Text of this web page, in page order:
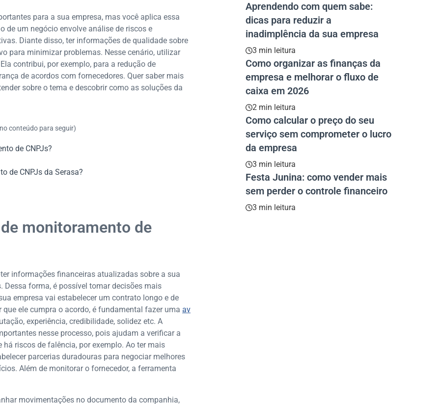
para a sua empresa, mas você aplica essa
de um negócio envolve análise de riscos e
Diante disso, ter informações de qualidade sobre
para minimizar problemas. Nesse cenário, utilizar
contribui, por exemplo, para a redução de
de acordos com fornecedores. Quer saber mais
sobre o tema e descobrir como as soluções da
conteúdo para seguir)
de CNPJs?
de CNPJs da Serasa?
monitoramento de
informações financeiras atualizadas sobre a sua
Dessa forma, é possível tomar decisões mais
empresa vai estabelecer um contrato longo e de
ele cumpra o acordo, é fundamental fazer uma av
experiência, credibilidade, solidez etc. A
nesse processo, pois ajudam a verificar a
riscos de falência, por exemplo. Ao ter mais
parcerias duradouras para negociar melhores
Além de monitorar o fornecedor, a ferramenta
movimentações no documento da companhia,
Aprendendo com quem sabe:
dicas para reduzir a
inadimplência da sua empresa
3 min leitura
Como organizar as finanças da
empresa e melhorar o fluxo de
caixa em 2026
2 min leitura
Como calcular o preço do seu
serviço sem comprometer o lucro
da empresa
3 min leitura
Festa Junina: como vender mais
sem perder o controle financeiro
3 min leitura